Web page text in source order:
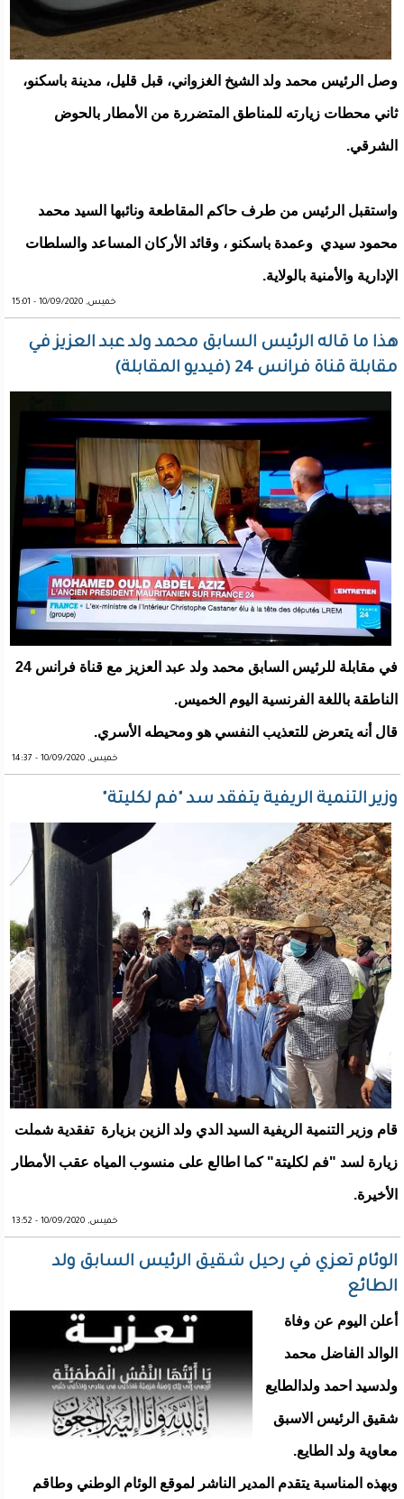
وصل الرئيس محمد ولد الشيخ الغزواني، قبل قليل، مدينة باسكنو،
ثاني محطات زيارته للمناطق المتضررة من الأمطار بالحوض
الشرقي.
واستقبل الرئيس من طرف حاكم المقاطعة ونائبها السيد محمد
محمود سيدي وعمدة باسكنو ، وقائد الأركان المساعد والسلطات
الإدارية والأمنية بالولاية.
خميس, 10/09/2020 - 15:01
هذا ما قاله الرئيس السابق محمد ولد عبد العزيز في
مقابلة قناة فرانس 24 (فيديو المقابلة)
في مقابلة للرئيس السابق محمد ولد عبد العزيز مع قناة فرانس 24
الناطقة باللغة الفرنسية اليوم الخميس.
قال أنه يتعرض للتعذيب النفسي هو ومحيطه الأسري.
خميس, 10/09/2020 - 14:37
وزير التنمية الريفية يتفقد سد "فم لكليتة"
قام وزير التنمية الريفية السيد الدي ولد الزين بزيارة تفقدية شملت
زيارة لسد "فم لكليتة" كما اطالع على منسوب المياه عقب الأمطار
الأخيرة.
خميس, 10/09/2020 - 13:52
الوئام تعزي في رحيل شقيق الرئيس السابق ولد
الطائع
أعلن اليوم عن وفاة
الوالد الفاضل محمد
ولدسيد احمد ولدالطايع
شقيق الرئيس الاسبق
معاوية ولد الطايع.
وبهذه المناسبة يتقدم المدير الناشر لموقع الوئام الوطني وطاقم